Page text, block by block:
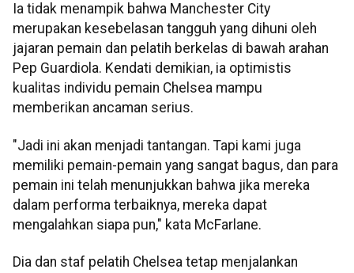
Ia tidak menampik bahwa Manchester City
merupakan kesebelasan tangguh yang dihuni oleh
jajaran pemain dan pelatih berkelas di bawah arahan
Pep Guardiola. Kendati demikian, ia optimistis
kualitas individu pemain Chelsea mampu
memberikan ancaman serius.
"Jadi ini akan menjadi tantangan. Tapi kami juga
memiliki pemain-pemain yang sangat bagus, dan para
pemain ini telah menunjukkan bahwa jika mereka
dalam performa terbaiknya, mereka dapat
mengalahkan siapa pun," kata McFarlane.
Dia dan staf pelatih Chelsea tetap menjalankan